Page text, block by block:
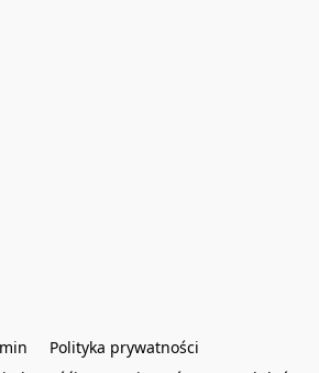
Polityka prywatności